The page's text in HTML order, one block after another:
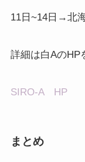
11日~14日→北
詳細は白AのHP
SIRO-A HP
まとめ